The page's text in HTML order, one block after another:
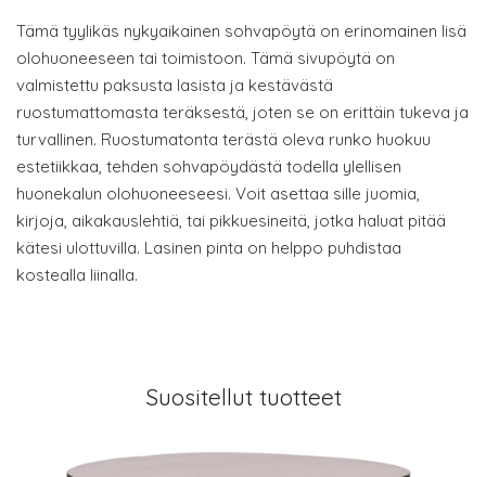
Tämä tyylikäs nykyaikainen sohvapöytä on erinomainen lisä
olohuoneeseen tai toimistoon. Tämä sivupöytä on
valmistettu paksusta lasista ja kestävästä
ruostumattomasta teräksestä, joten se on erittäin tukeva ja
turvallinen. Ruostumatonta terästä oleva runko huokuu
estetiikkaa, tehden sohvapöydästä todella ylellisen
huonekalun olohuoneeseesi. Voit asettaa sille juomia,
kirjoja, aikakauslehtiä, tai pikkuesineitä, jotka haluat pitää
kätesi ulottuvilla. Lasinen pinta on helppo puhdistaa
kostealla liinalla.
Suositellut tuotteet